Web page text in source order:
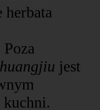
herbata
huangjiu jest
kuchni.